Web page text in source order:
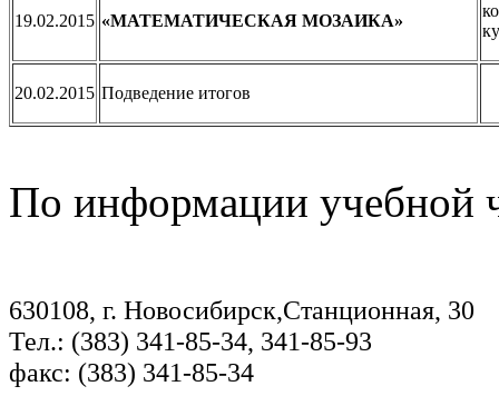
19.02.2015 «МАТЕМАТИЧЕСКАЯ МОЗАИКА»
20.02.2015 Подведение итогов
По информации учебной
630108, г. Новосибирск,Станционная, 30
Тел.: (383) 341-85-34, 341-85-93
факс: (383) 341-85-34